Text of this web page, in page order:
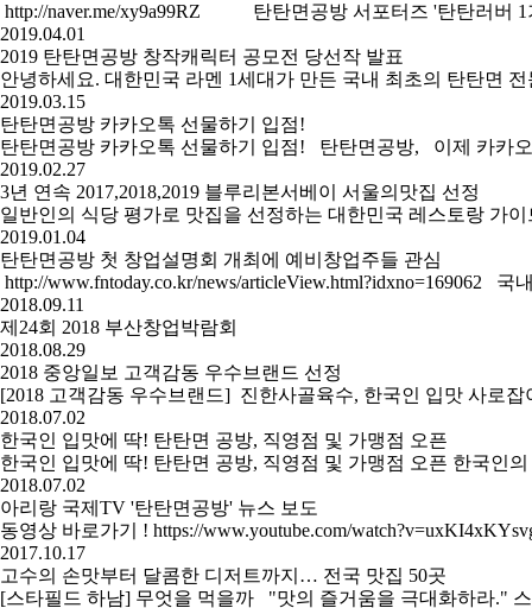
http://naver.me/xy9a99RZ 탄탄면공방 서포터즈 '탄탄러버 1
2019.04.01
2019 탄탄면공방 창작캐릭터 공모전 당선작 발표
안녕하세요. 대한민국 라멘 1세대가 만든 국내 최초의 탄탄면
2019.03.15
탄탄면공방 카카오톡 선물하기 입점!
탄탄면공방 카카오톡 선물하기 입점! 탄탄면공방, 이제 카카
2019.02.27
3년 연속 2017,2018,2019 블루리본서베이 서울의맛집 선정
일반인의 식당 평가로 맛집을 선정하는 대한민국 레스토랑 가
2019.01.04
탄탄면공방 첫 창업설명회 개최에 예비창업주들 관심
http://www.fntoday.co.kr/news/
2018.09.11
제24회 2018 부산창업박람회
2018.08.29
2018 중앙일보 고객감동 우수브랜드 선정
[2018 고객감동 우수브랜드] 진한사골육수, 한국인 입맛 사로
2018.07.02
한국인 입맛에 딱! 탄탄면 공방, 직영점 및 가맹점 오픈
한국인 입맛에 딱! 탄탄면 공방, 직영점 및 가맹점 오픈 한국인
2018.07.02
아리랑 국제TV '탄탄면공방' 뉴스 보도
동영상 바로가기 ! https://www.youtube.com/
2017.10.17
고수의 손맛부터 달콤한 디저트까지… 전국 맛집 50곳
[스타필드 하남] 무엇을 먹을까 "맛의 즐거움을 극대화하라."